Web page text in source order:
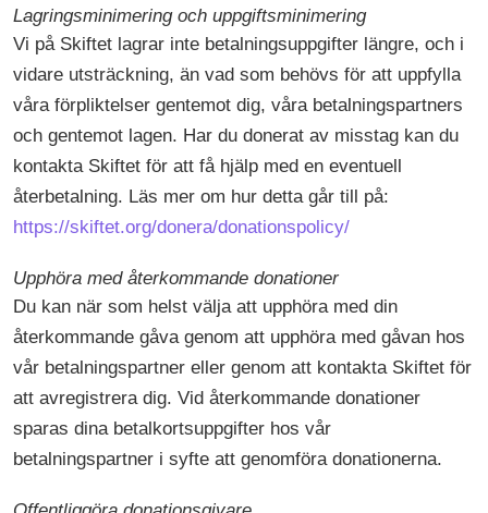
Lagringsminimering och uppgiftsminimering
Vi på Skiftet lagrar inte betalningsuppgifter längre, och i
vidare utsträckning, än vad som behövs för att uppfylla
våra förpliktelser gentemot dig, våra betalningspartners
och gentemot lagen. Har du donerat av misstag kan du
kontakta Skiftet för att få hjälp med en eventuell
återbetalning. Läs mer om hur detta går till på:
https://skiftet.org/donera/donationspolicy/
Upphöra med återkommande donationer
Du kan när som helst välja att upphöra med din
återkommande gåva genom att upphöra med gåvan hos
vår betalningspartner eller genom att kontakta Skiftet för
att avregistrera dig. Vid återkommande donationer
sparas dina betalkortsuppgifter hos vår
betalningspartner i syfte att genomföra donationerna.